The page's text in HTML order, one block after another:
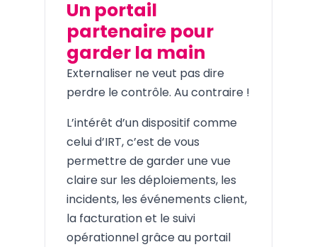
Un portail
partenaire pour
garder la main
Externaliser ne veut pas dire
perdre le contrôle. Au contraire !
L’intérêt d’un dispositif comme
celui d’IRT, c’est de vous
permettre de garder une vue
claire sur les déploiements, les
incidents, les événements client,
la facturation et le suivi
opérationnel grâce au portail